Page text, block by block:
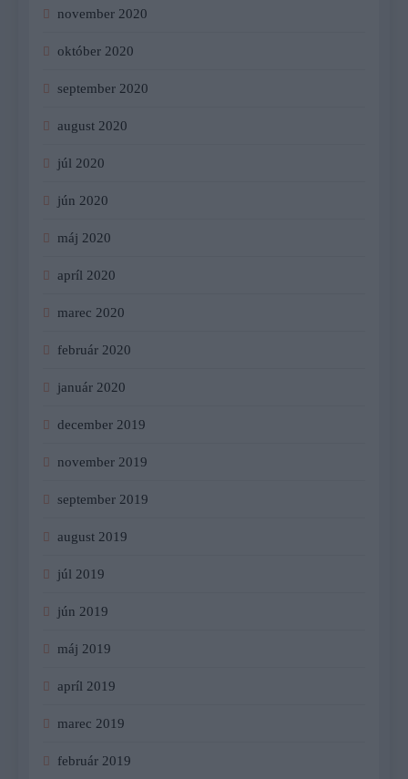
november 2020
október 2020
september 2020
august 2020
júl 2020
jún 2020
máj 2020
apríl 2020
marec 2020
február 2020
január 2020
december 2019
november 2019
september 2019
august 2019
júl 2019
jún 2019
máj 2019
apríl 2019
marec 2019
február 2019